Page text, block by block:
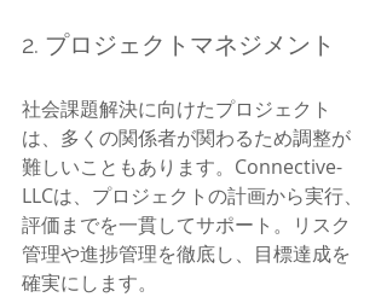
2. プロジェクトマネジメント
社会課題解決に向けたプロジェクト
は、多くの関係者が関わるため調整が
難しいこともあります。Connective-
LLCは、プロジェクトの計画から実行、
評価までを一貫してサポート。リスク
管理や進捗管理を徹底し、目標達成を
確実にします。